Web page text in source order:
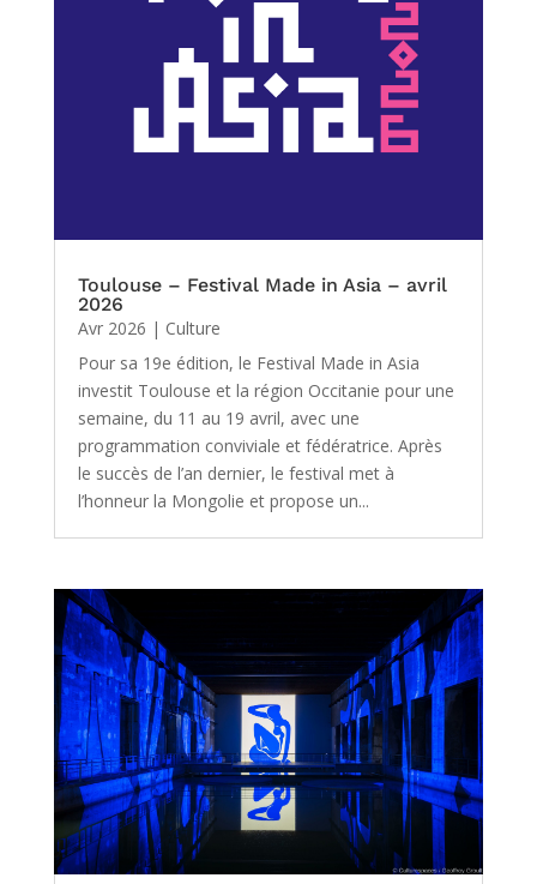
Toulouse – Festival Made in Asia – avril
2026
Avr 2026 | Culture
Pour sa 19e édition, le Festival Made in Asia
investit Toulouse et la région Occitanie pour une
semaine, du 11 au 19 avril, avec une
programmation conviviale et fédératrice. Après
le succès de l’an dernier, le festival met à
l’honneur la Mongolie et propose un...